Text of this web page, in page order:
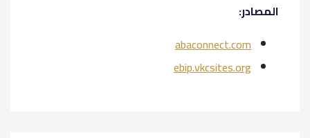
المصادر:
abaconnect.com
ebip.vkcsites.org